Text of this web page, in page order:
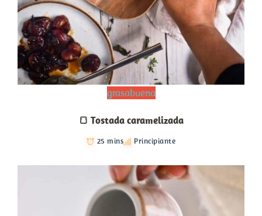
grasabuena
🍞 Tostada caramelizada
25 mins Principiante